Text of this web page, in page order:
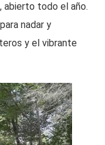
todo el año.
nadar y
y el vibrante